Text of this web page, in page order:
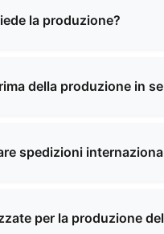
e vi forniremo
la produzione?
una tempistica
della produzione in
che potrebbero
spedizioni
dei paesi del mondo. Il
per la produzione